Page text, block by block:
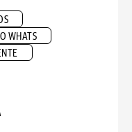
WHATS